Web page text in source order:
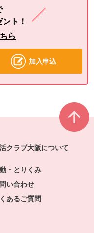
ト！
ら
加入申込
クラブ大阪について
・とりくみ
い合わせ
あるご質問